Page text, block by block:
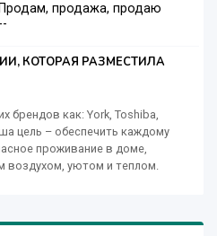
Продам, продажа, продаю
--
КОТОРАЯ РАЗМЕСТИЛА
брендов как: York, Toshiba,
цель – обеспечить каждому
проживание в доме,
воздухом, уютом и теплом.